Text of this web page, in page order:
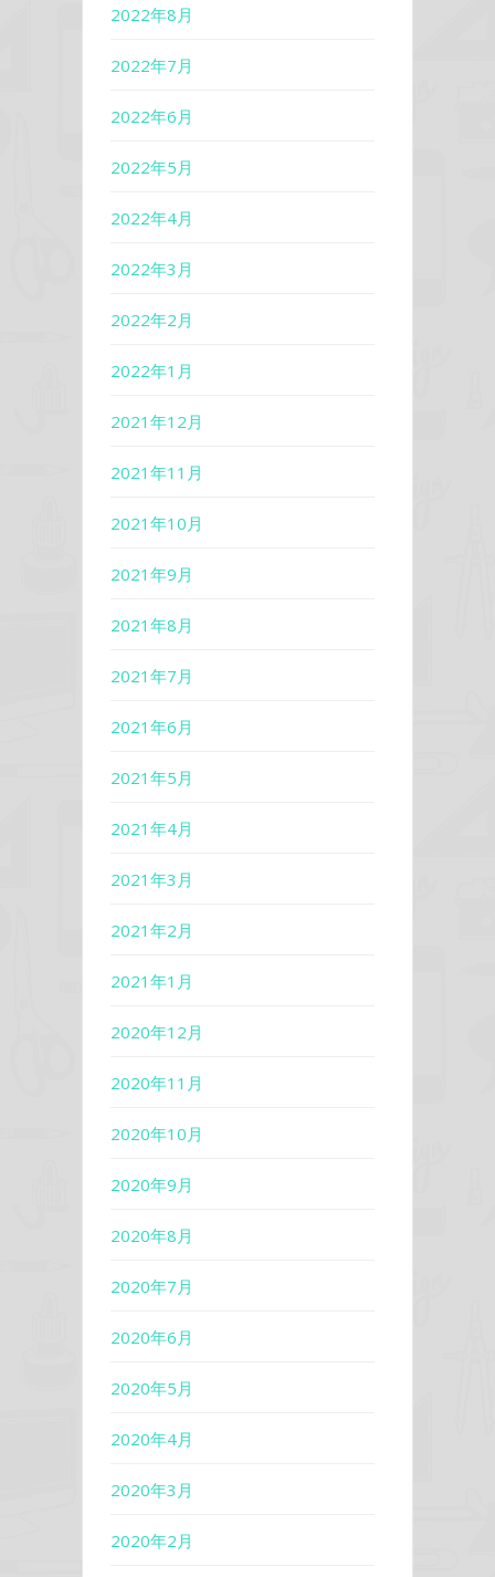
2022年8月
2022年7月
2022年6月
2022年5月
2022年4月
2022年3月
2022年2月
2022年1月
2021年12月
2021年11月
2021年10月
2021年9月
2021年8月
2021年7月
2021年6月
2021年5月
2021年4月
2021年3月
2021年2月
2021年1月
2020年12月
2020年11月
2020年10月
2020年9月
2020年8月
2020年7月
2020年6月
2020年5月
2020年4月
2020年3月
2020年2月